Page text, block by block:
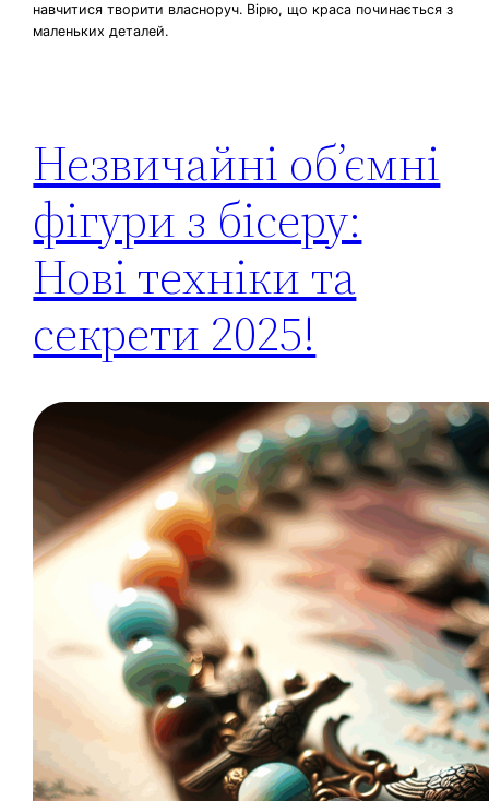
навчитися творити власноруч. Вірю, що краса починається з
маленьких деталей.
Незвичайні об’ємні
фігури з бісеру:
Нові техніки та
секрети 2025!